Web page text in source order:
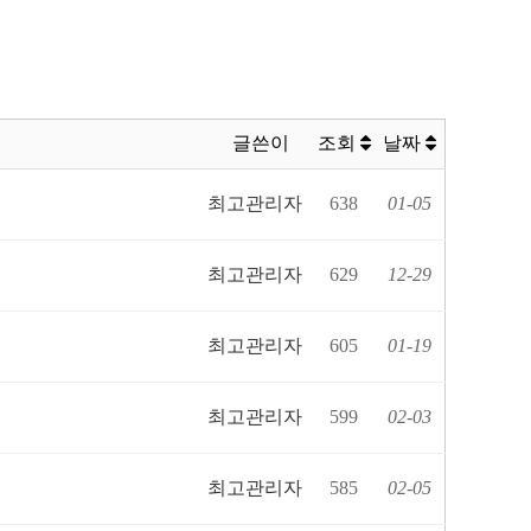
글쓴이 조회 날짜
최고관리자 638 01-05
최고관리자 629 12-29
최고관리자 605 01-19
최고관리자 599 02-03
최고관리자 585 02-05